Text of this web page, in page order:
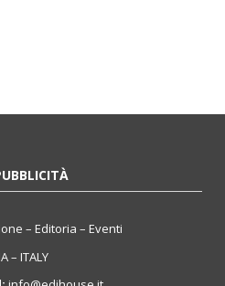
– Editoria – Eventi
– ITALY